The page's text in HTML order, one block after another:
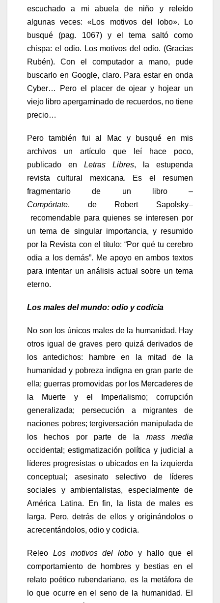
escuchado a mi abuela de niño y releído
algunas veces: «Los motivos del lobo». Lo
busqué (pag. 1067) y el tema saltó como
chispa: el odio. Los motivos del odio. (Gracias
Rubén). Con el computador a mano, pude
buscarlo en Google, claro. Para estar en onda
Cyber… Pero el placer de ojear y hojear un
viejo libro apergaminado de recuerdos, no tiene
precio…
Pero también fui al Mac y busqué en mis
archivos un artículo que leí hace poco,
publicado en Letras Libres, la estupenda
revista cultural mexicana. Es el resumen
fragmentario de un libro –
Compórtate, de Robert Sapolsky–
recomendable para quienes se interesen por
un tema de singular importancia, y resumido
por la Revista con el título: “Por qué tu cerebro
odia a los demás”. Me apoyo en ambos textos
para intentar un análisis actual sobre un tema
eterno.
Los males del mundo: odio y codicia
No son los únicos males de la humanidad. Hay
otros igual de graves pero quizá derivados de
los antedichos: hambre en la mitad de la
humanidad y pobreza indigna en gran parte de
ella; guerras promovidas por los Mercaderes de
la Muerte y el Imperialismo; corrupción
generalizada; persecución a migrantes de
naciones pobres; tergiversación manipulada de
los hechos por parte de la mass media
occidental; estigmatización política y judicial a
líderes progresistas o ubicados en la izquierda
conceptual; asesinato selectivo de líderes
sociales y ambientalistas, especialmente de
América Latina. En fin, la lista de males es
larga. Pero, detrás de ellos y originándolos o
acrecentándolos, odio y codicia.
Releo Los motivos del lobo y hallo que el
comportamiento de hombres y bestias en el
relato poético rubendariano, es la metáfora de
lo que ocurre en el seno de la humanidad. El